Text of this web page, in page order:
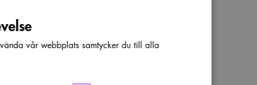
Drottninggatan 106, Stockholm
vår webbplats samtycker du till alla